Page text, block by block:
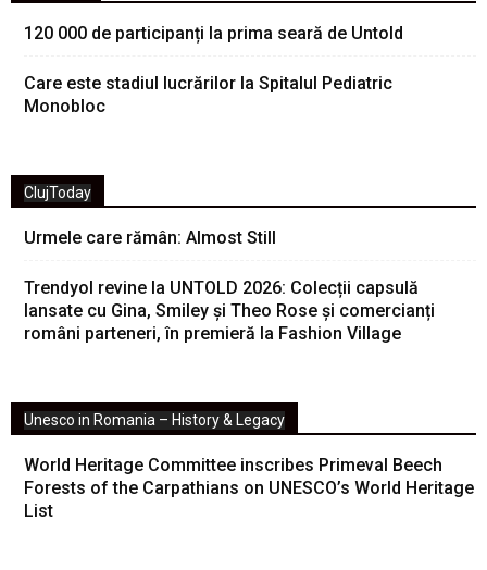
120 000 de participanți la prima seară de Untold
Care este stadiul lucrărilor la Spitalul Pediatric
Monobloc
ClujToday
Urmele care rămân: Almost Still
Trendyol revine la UNTOLD 2026: Colecții capsulă
lansate cu Gina, Smiley și Theo Rose și comercianți
români parteneri, în premieră la Fashion Village
Unesco in Romania – History & Legacy
World Heritage Committee inscribes Primeval Beech
Forests of the Carpathians on UNESCO’s World Heritage
List